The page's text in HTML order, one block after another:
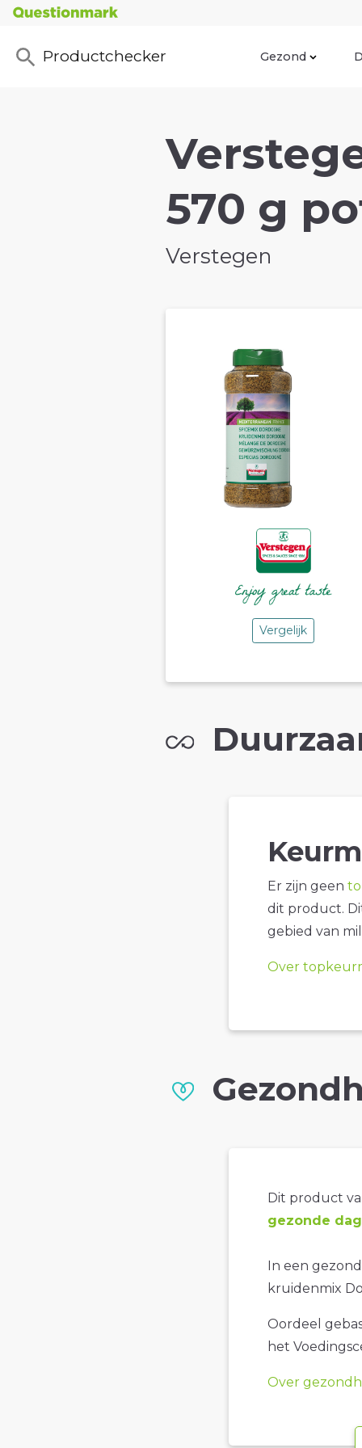
Productchecker Gezond
570 g
Verstegen
Vergelijk
Er zijn geen
dit product.
gebied van
Over
Dit product
gezonde
In een
kruidenmix
Oordeel
het
Over